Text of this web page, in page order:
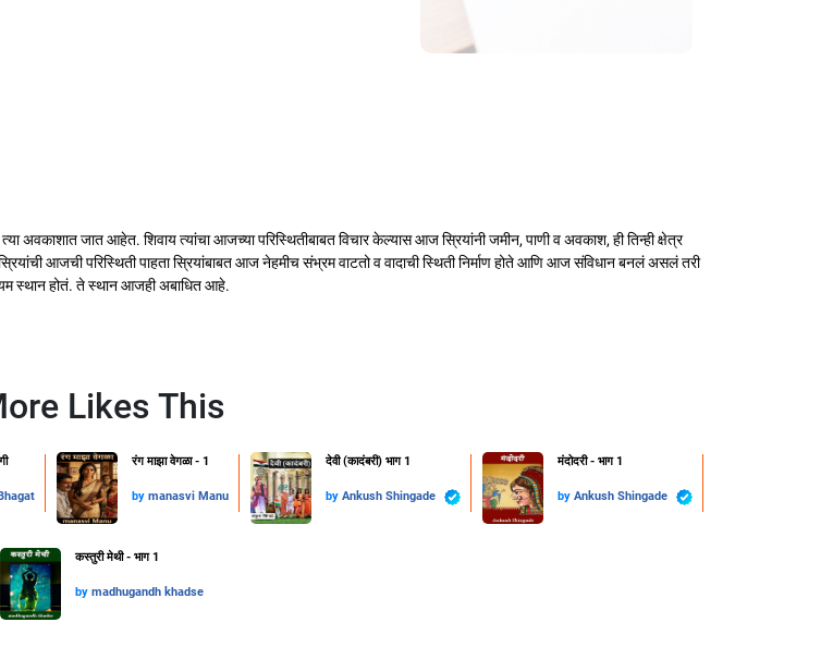
अवकाशात जात आहेत. शिवाय त्यांचा आजच्या परिस्थितीबाबत विचार केल्यास आज स्रियांनी जमीन, पाणी व अवकाश, ही तिन्ही क्षेत्र
आजची परिस्थिती पाहता स्रियांबाबत आज नेहमीच संभ्रम वाटतो व वादाची स्थिती निर्माण होते आणि आज संविधान बनलं असलं तरी
स्थान होतं. ते स्थान आजही अबाधित आहे.
Likes This
रंग माझा वेगळा - 1
by manasvi Manu
देवी (कादंबरी) भाग 1
by Ankush Shingade
मंदोदरी - भाग 1
by Ankush Shingade
कस्तुरी मेथी - भाग 1
by madhugandh khadse